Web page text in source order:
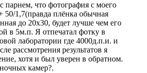
что фотография с моего
50/1,7(правда плёнка обычная
до 20х30, будет лучше чем его
в 5м.п. Я отпечатал фотку в
лаборатории где 4000д.п.и. и
рассмотрения результатов я
хотя и был уверен в обратном.
камер?.